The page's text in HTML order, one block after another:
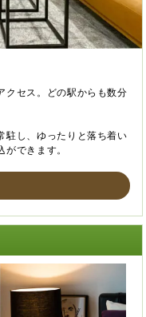
クセス。どの駅からも数分
駐し、ゆったりと落ち着い
できます。